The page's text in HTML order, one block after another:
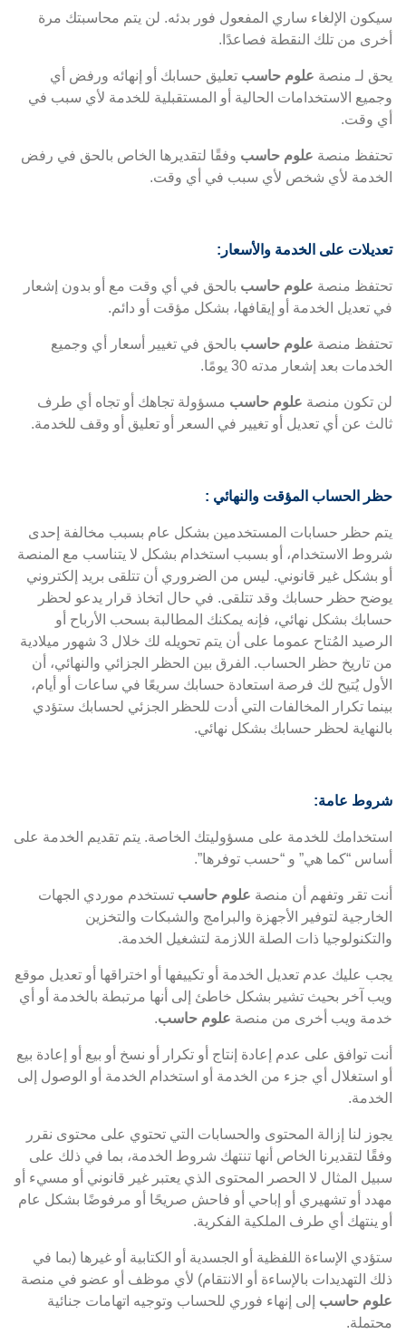
سيكون الإلغاء ساري المفعول فور بدئه. لن يتم محاسبتك مرة
أخرى من تلك النقطة فصاعدًا.
يحق لـ منصة علوم حاسب تعليق حسابك أو إنهائه ورفض أي
وجميع الاستخدامات الحالية أو المستقبلية للخدمة لأي سبب في
أي وقت.
تحتفظ منصة علوم حاسب وفقًا لتقديرها الخاص بالحق في رفض
الخدمة لأي شخص لأي سبب في أي وقت.
تعديلات على الخدمة والأسعار:
تحتفظ منصة علوم حاسب بالحق في أي وقت مع أو بدون إشعار
في تعديل الخدمة أو إيقافها، بشكل مؤقت أو دائم.
تحتفظ منصة علوم حاسب بالحق في تغيير أسعار أي وجميع
الخدمات بعد إشعار مدته 30 يومًا.
لن تكون منصة علوم حاسب مسؤولة تجاهك أو تجاه أي طرف
ثالث عن أي تعديل أو تغيير في السعر أو تعليق أو وقف للخدمة.
حظر الحساب المؤقت والنهائي :
يتم حظر حسابات المستخدمين بشكل عام بسبب مخالفة إحدى
شروط الاستخدام، أو بسبب استخدام بشكل لا يتناسب مع المنصة
أو بشكل غير قانوني. ليس من الضروري أن تتلقى بريد إلكتروني
يوضح حظر حسابك وقد تتلقى. في حال اتخاذ قرار يدعو لحظر
حسابك بشكل نهائي، فإنه يمكنك المطالبة بسحب الأرباح أو
الرصيد المُتاح عموما على أن يتم تحويله لك خلال 3 شهور ميلادية
من تاريخ حظر الحساب. الفرق بين الحظر الجزائي والنهائي، أن
الأول يُتيح لك فرصة استعادة حسابك سريعًا في ساعات أو أيام،
بينما تكرار المخالفات التي أدت للحظر الجزئي لحسابك ستؤدي
بالنهاية لحظر حسابك بشكل نهائي.
شروط عامة:
استخدامك للخدمة على مسؤوليتك الخاصة. يتم تقديم الخدمة على
أساس “كما هي” و “حسب توفرها”.
أنت تقر وتفهم أن منصة علوم حاسب تستخدم موردي الجهات
الخارجية لتوفير الأجهزة والبرامج والشبكات والتخزين
والتكنولوجيا ذات الصلة اللازمة لتشغيل الخدمة.
يجب عليك عدم تعديل الخدمة أو تكييفها أو اختراقها أو تعديل موقع
ويب آخر بحيث تشير بشكل خاطئ إلى أنها مرتبطة بالخدمة أو أي
خدمة ويب أخرى من منصة علوم حاسب.
أنت توافق على عدم إعادة إنتاج أو تكرار أو نسخ أو بيع أو إعادة بيع
أو استغلال أي جزء من الخدمة أو استخدام الخدمة أو الوصول إلى
الخدمة.
يجوز لنا إزالة المحتوى والحسابات التي تحتوي على محتوى نقرر
وفقًا لتقديرنا الخاص أنها تنتهك شروط الخدمة، بما في ذلك على
سبيل المثال لا الحصر المحتوى الذي يعتبر غير قانوني أو مسيء أو
مهدد أو تشهيري أو إباحي أو فاحش صريحًا أو مرفوضًا بشكل عام
أو ينتهك أي طرف الملكية الفكرية.
ستؤدي الإساءة اللفظية أو الجسدية أو الكتابية أو غيرها (بما في
ذلك التهديدات بالإساءة أو الانتقام) لأي موظف أو عضو في منصة
علوم حاسب إلى إنهاء فوري للحساب وتوجيه اتهامات جنائية
محتملة.